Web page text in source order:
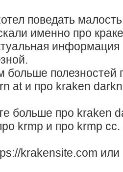
поведать
именно про
информация
больше полезностей
at и про kraken
больше про kraken
krmp и про krmp cc.
krakensite.com